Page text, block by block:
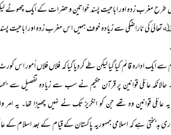
مغرب زدہ اور اباحیت پسند خواتین و حضرات کے ایک چھوٹے لیکن
کی ناراضگی سے زیادہ خوف ہمیں اس مغرب زدہ اور اباحیت
ایک ادارہ قائم کیا گیا لیکن طے کردیا گیا کہ فلاں فلاں اُمور
حالانکہ عائلی قوانین پر قرآن حکیم نے سب سے زیادہ تفصیل
قوانین وہ تھے جن کو انگریز تک نے نہیں چھیڑا تھا۔ یہ
ہماری بدبختی ہے کہ اسلامی جمہوریہ پاکستان کے قیام کے بعد اسلام کے